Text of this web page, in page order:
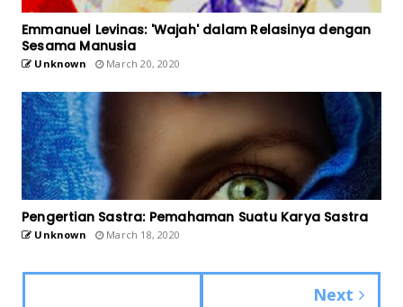
Emmanuel Levinas: 'Wajah' dalam Relasinya dengan
Sesama Manusia
Unknown March 20, 2020
Pengertian Sastra: Pemahaman Suatu Karya Sastra
Unknown March 18, 2020
Next